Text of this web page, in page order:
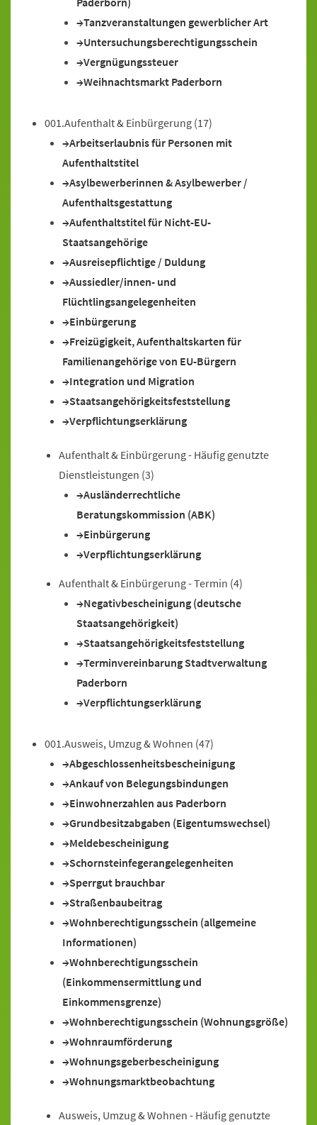
Tanzveranstaltungen gewerblicher Art
Untersuchungsberechtigungsschein
Vergnügungssteuer
Weihnachtsmarkt Paderborn
001.Aufenthalt & Einbürgerung (17)
Arbeitserlaubnis für Personen mit
Aufenthaltstitel
Asylbewerberinnen & Asylbewerber /
Aufenthaltsgestattung
Aufenthaltstitel für Nicht-EU-
Staatsangehörige
Ausreisepflichtige / Duldung
Aussiedler/innen- und
Flüchtlingsangelegenheiten
Einbürgerung
Freizügigkeit, Aufenthaltskarten für
Familienangehörige von EU-Bürgern
Integration und Migration
Staatsangehörigkeitsfeststellung
Verpflichtungserklärung
Aufenthalt & Einbürgerung - Häufig genutzte
Dienstleistungen (3)
Ausländerrechtliche
Beratungskommission (ABK)
Einbürgerung
Verpflichtungserklärung
Aufenthalt & Einbürgerung - Termin (4)
Negativbescheinigung (deutsche
Staatsangehörigkeit)
Staatsangehörigkeitsfeststellung
Terminvereinbarung Stadtverwaltung
Paderborn
Verpflichtungserklärung
001.Ausweis, Umzug & Wohnen (47)
Abgeschlossenheitsbescheinigung
Ankauf von Belegungsbindungen
Einwohnerzahlen aus Paderborn
Grundbesitzabgaben (Eigentumswechsel)
Meldebescheinigung
Schornsteinfegerangelegenheiten
Sperrgut brauchbar
Straßenbaubeitrag
Wohnberechtigungsschein (allgemeine
Informationen)
Wohnberechtigungsschein
(Einkommensermittlung und
Einkommensgrenze)
Wohnberechtigungsschein (Wohnungsgröße)
Wohnraumförderung
Wohnungsgeberbescheinigung
Wohnungsmarktbeobachtung
Ausweis, Umzug & Wohnen - Häufig genutzte